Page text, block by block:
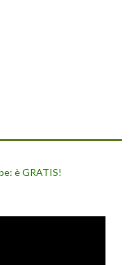
è GRATIS!